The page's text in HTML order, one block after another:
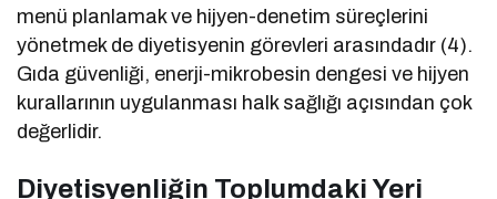
menü planlamak ve hijyen-denetim süreçlerini
yönetmek de diyetisyenin görevleri arasındadır (4).
Gıda güvenliği, enerji-mikrobesin dengesi ve hijyen
kurallarının uygulanması halk sağlığı açısından çok
değerlidir.
Diyetisyenliğin Toplumdaki Yeri